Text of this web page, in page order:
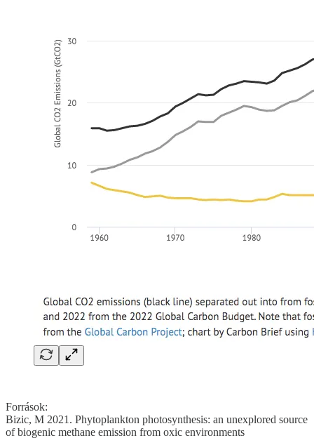
Források:
Bizic, M 2021. Phytoplankton photosynthesis: an unexplored source
of biogenic methane emission from oxic environments